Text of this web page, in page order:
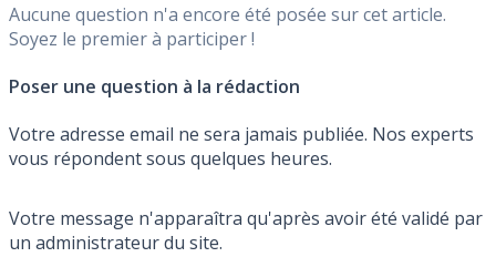
Aucune question n'a encore été posée sur cet article.
Soyez le premier à participer !
Poser une question à la rédaction
Votre adresse email ne sera jamais publiée. Nos experts
vous répondent sous quelques heures.
Votre message n'apparaîtra qu'après avoir été validé par
un administrateur du site.